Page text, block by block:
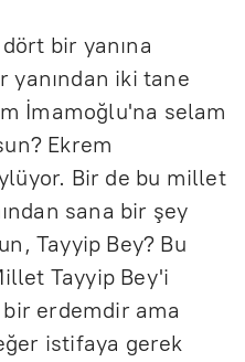
bir yanına
yanından iki tane
İmamoğlu'na selam
Ekrem
Bir de bu millet
sana bir şey
Tayyip Bey? Bu
Tayyip Bey'i
bir erdemdir ama
istifaya gerek